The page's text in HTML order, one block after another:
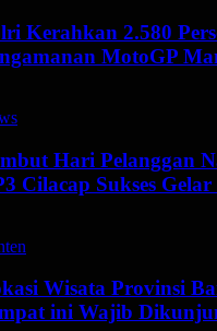
Kerahkan 2.580
MotoGP
Hari Pelanggan
Cilacap Sukses
Wisata Provinsi
ini Wajib